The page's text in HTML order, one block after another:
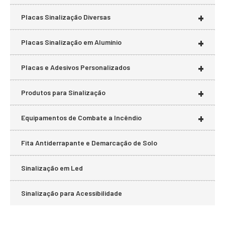
+
Placas Sinalização Diversas
+
Placas Sinalização em Alumínio
+
Placas e Adesivos Personalizados
+
Produtos para Sinalização
+
Equipamentos de Combate a Incêndio
Fita Antiderrapante e Demarcação de Solo
Sinalização em Led
Sinalização para Acessibilidade